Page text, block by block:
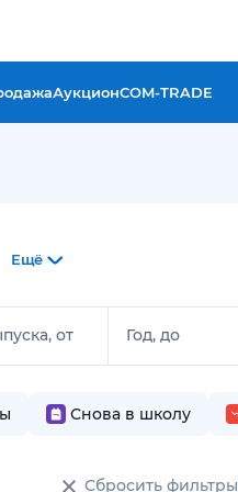
АукционCOM-TRADE
Ещё
от Год, до
Снова в школу
Сбросить фильтры